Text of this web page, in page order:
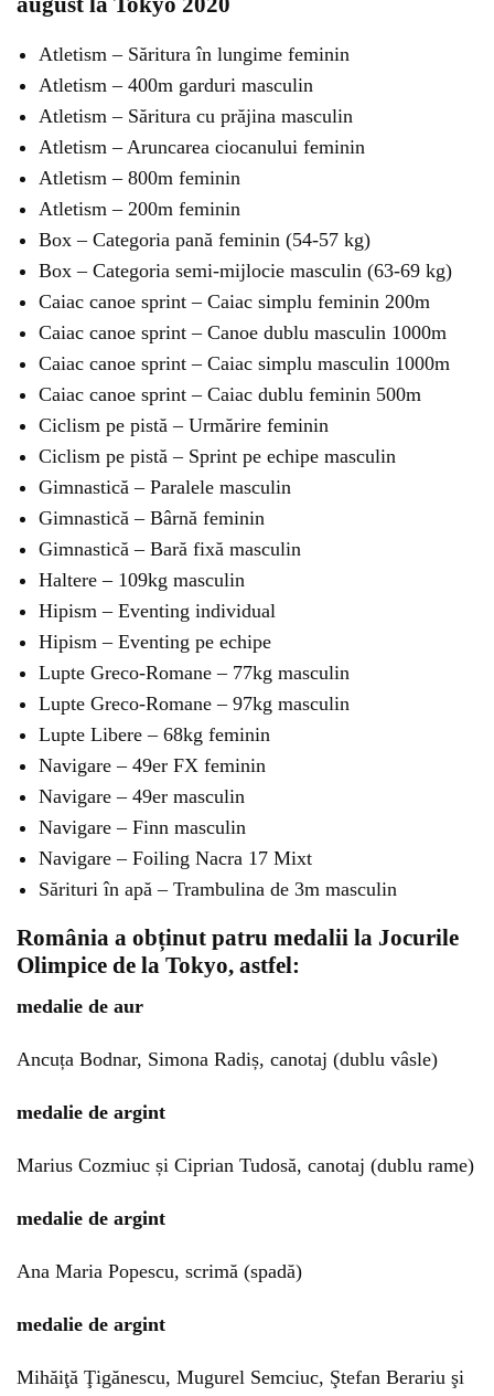
Atletism – Săritura în lungime feminin
Atletism – 400m garduri masculin
Atletism – Săritura cu prăjina masculin
Atletism – Aruncarea ciocanului feminin
Atletism – 800m feminin
Atletism – 200m feminin
Box – Categoria pană feminin (54-57 kg)
Box – Categoria semi-mijlocie masculin (63-69 kg)
Caiac canoe sprint – Caiac simplu feminin 200m
Caiac canoe sprint – Canoe dublu masculin 1000m
Caiac canoe sprint – Caiac simplu masculin 1000m
Caiac canoe sprint – Caiac dublu feminin 500m
Ciclism pe pistă – Urmărire feminin
Ciclism pe pistă – Sprint pe echipe masculin
Gimnastică – Paralele masculin
Gimnastică – Bârnă feminin
Gimnastică – Bară fixă masculin
Haltere – 109kg masculin
Hipism – Eventing individual
Hipism – Eventing pe echipe
Lupte Greco-Romane – 77kg masculin
Lupte Greco-Romane – 97kg masculin
Lupte Libere – 68kg feminin
Navigare – 49er FX feminin
Navigare – 49er masculin
Navigare – Finn masculin
Navigare – Foiling Nacra 17 Mixt
Sărituri în apă – Trambulina de 3m masculin
România a obținut patru medalii la Jocurile
Olimpice de la Tokyo, astfel:
medalie de aur
Ancuța Bodnar, Simona Radiș, canotaj (dublu vâsle)
medalie de argint
Marius Cozmiuc și Ciprian Tudosă, canotaj (dublu rame)
medalie de argint
Ana Maria Popescu, scrimă (spadă)
medalie de argint
Mihăiţă Ţigănescu, Mugurel Semciuc, Ştefan Berariu şi